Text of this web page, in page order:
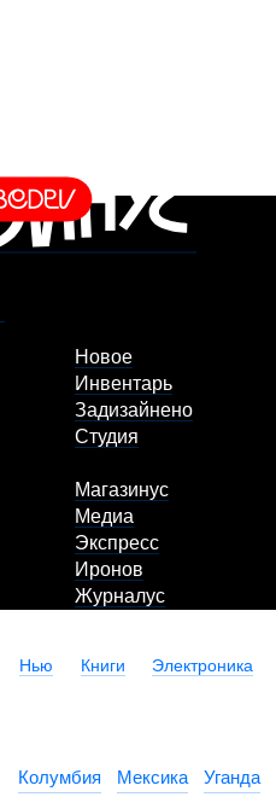
Новое
Инвентарь
Задизайнено
Студия
Магазинус
Медиа
Экспресс
Иронов
Журналус
Нью Книги Электроника
Колумбия Мексика Уганда